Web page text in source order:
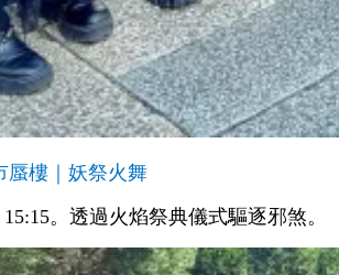
蜃樓｜妖祭火舞
。 透過火焰祭典儀式驅逐邪煞。